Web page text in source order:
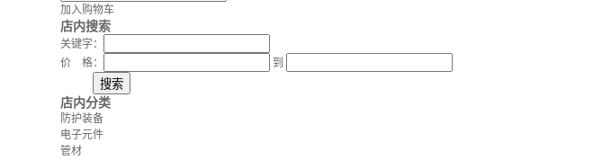
加入购物车
店内搜索
关键字：
价 格：
到
店内分类
防护装备
电子元件
管材